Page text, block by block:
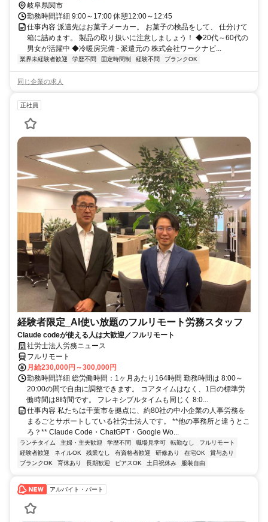
岐阜県関市
勤務時間詳細 9:00～17:00 休憩12:00～12:45
仕事内容 派遣先はお菓子メーカー。 お菓子の検品をして、 仕分けて
箱に詰めます。 製品の取り扱いに注意しましょう！ ◆20代～60代の
男女が活躍中 ◆冷暖房完備 - 派遣元の 株式会社ワークナビ...
業界未経験者歓迎 学歴不問 固定時間制 経験不問 ブランクOK
同じ企業の求人
正社員
経験者限定_AI使い放題のフルリモート労務スタッフ
Claude codeが使える人は大歓迎／フルリモート
社労士法人労務ニュース
フルリモート
月給230,000円～300,000円
勤務時間詳細 総労働時間：1ヶ月あたり164時間 勤務時間は 8:00～
20:00の間で自由に調整できます。 コアタイムはなく、1日の標準労
働時間は8時間です。 フレキシブルタイムも同じく 8:0...
仕事内容 私たちは千葉市を拠点に、約80社の中小企業の人事労務を
まるごとサポートしている社労士法人です。 **他の事務所と違うとこ
ろ？** Claude Code・ChatGPT・Google Wo...
ランチタイム 主婦・主夫歓迎 学歴不問 職場見学可 転勤なし
フルリモート
経験者歓迎
ネイルOK 残業なし 有資格者歓迎 研修あり 在宅OK
賞与あり
ブランクOK
育休あり 長期歓迎 ピアスOK 土日祝休み 服装自由
アルバイト・パート